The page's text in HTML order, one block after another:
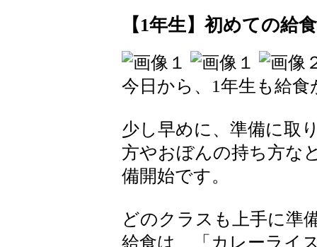
【1年生】初めての給
今日から、1年生も給
少し早めに、準備に取
方やおぼんの持ち方な
備開始です。
どのクラスも上手に準
給食は、「カレーライ